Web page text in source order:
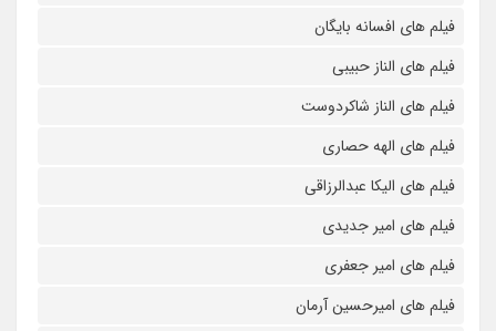
فیلم های افسانه بایگان
فیلم های الناز حبیبی
فیلم های الناز شاکردوست
فیلم های الهه حصاری
فیلم های الیکا عبدالرزاقی
فیلم های امیر جدیدی
فیلم های امیر جعفری
فیلم های امیرحسین آرمان